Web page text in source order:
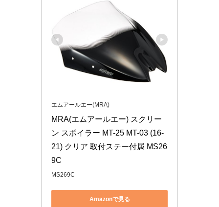
エムアールエー(MRA)
MRA(エムアールエー) スクリー
ン スポイラー MT-25 MT-03 (16-
21) クリア 取付ステー付属 MS26
9C
MS269C
Amazonで見る